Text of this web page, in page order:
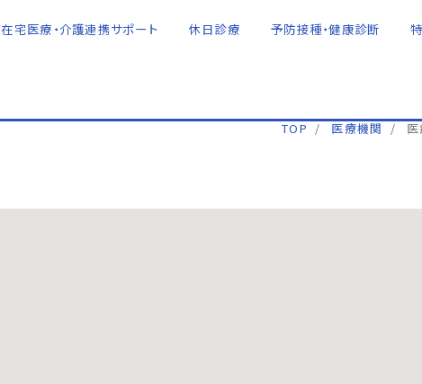
在宅医療・介護連携サポート 休日診療 予防接種・健康診断
TOP 医療機関